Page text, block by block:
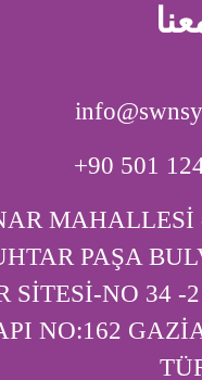
‎+90 501
MAHALLESİ
PAŞA
SİTESİ-NO 34 -
‎NO:162